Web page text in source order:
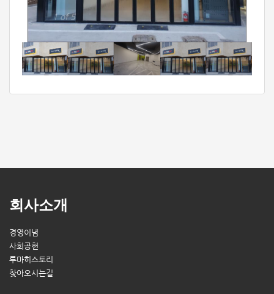
1 of 5
회사소개
경영이념
사회공헌
루마히스토리
찾아오시는길